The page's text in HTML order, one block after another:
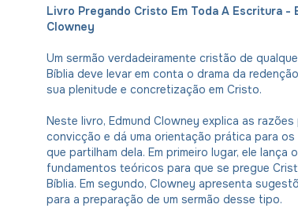
Livro Pregando Cristo Em Toda A Escritura -
Clowney
Um sermão verdadeiramente cristão de
Bíblia deve levar em conta o drama da
sua plenitude e concretização em Cristo.
Neste livro, Edmund Clowney explica as razões
convicção e dá uma orientação prática para
que partilham dela. Em primeiro lugar, ele lança
fundamentos teóricos para que se pregue
Bíblia. Em segundo, Clowney apresenta
para a preparação de um sermão desse tipo.